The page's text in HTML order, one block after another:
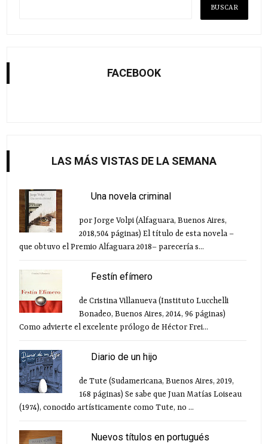
FACEBOOK
LAS MÁS VISTAS DE LA SEMANA
Una novela criminal
por Jorge Volpi (Alfaguara, Buenos Aires,
2018,504 páginas) El título de esta novela –
que obtuvo el Premio Alfaguara 2018– parecería s...
Festín efímero
de Cristina Villanueva (Instituto Lucchelli
Bonadeo, Buenos Aires, 2014, 96 páginas)
Como advierte el excelente prólogo de Héctor Frei...
Diario de un hijo
de Tute (Sudamericana, Buenos Aires, 2019,
168 páginas) Se sabe que Juan Matías Loiseau
(1974), conocido artísticamente como Tute, no ...
Nuevos títulos en portugués